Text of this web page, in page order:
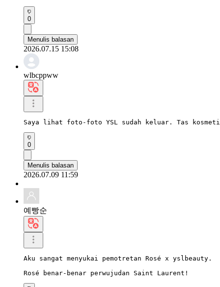
0
Menulis balasan
2026.07.15 15:08
wlbcppww
Saya lihat foto-foto YSL sudah keluar. Tas
0
Menulis balasan
2026.07.09 11:59
예빵순
Aku sangat menyukai pemotretan Rosé x yslbeauty.
Rosé benar-benar perwujudan Saint Laurent!